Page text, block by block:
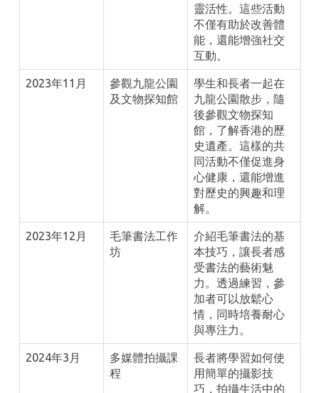
靈活性。這些活動
不僅有助於改善體
能，還能增強社交
互動。
2023年11月
參觀九龍公園
及文物探知館
學生和長者一起在
九龍公園散步，隨
後參觀文物探知
館，了解香港的歷
史遺產。這樣的共
同活動不僅促進身
心健康，還能增進
對歷史的興趣和理
解。
2023年12月
毛筆書法工作
坊
介紹毛筆書法的基
本技巧，讓長者感
受書法的藝術魅
力。透過練習，參
加者可以放鬆心
情，同時培養耐心
與專注力。
2024年3月
多媒體拍攝課
程
長者將學習如何使
用簡單的攝影技
巧，拍攝生活中的